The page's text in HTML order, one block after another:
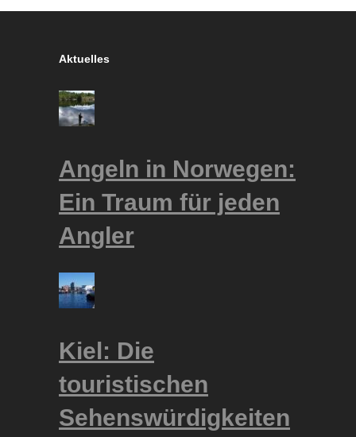
Aktuelles
Angeln in Norwegen:
Ein Traum für jeden
Angler
Kiel: Die
touristischen
Sehenswürdigkeiten